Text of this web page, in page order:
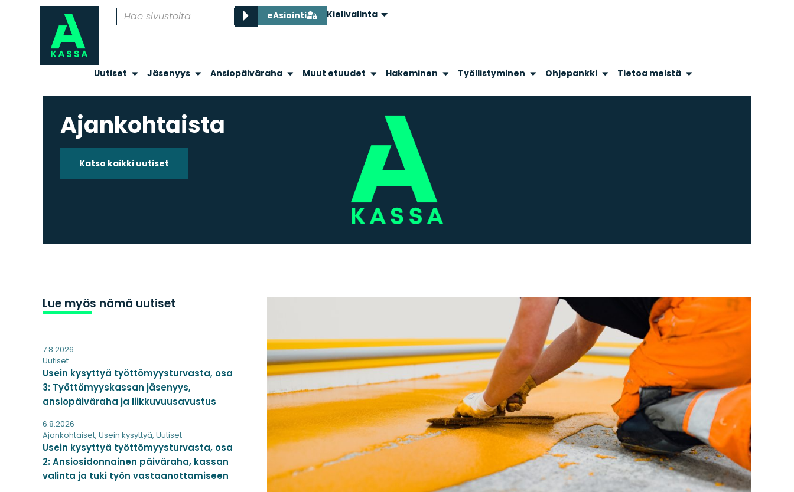
eAsiointi Kielivalinta
Uutiset Jäsenyys Ansiopäiväraha Muut etuudet Hakeminen Työllistyminen Ohjepankki Tietoa meistä
Ajankohtaista
Katso kaikki uutiset
Lue myös nämä uutiset
7.8.2026
Uutiset
Usein kysyttyä työttömyysturvasta, osa
3: Työttömyyskassan jäsenyys,
ansiopäiväraha ja liikkuvuusavustus
6.8.2026
Ajankohtaiset, Usein kysyttyä, Uutiset
Usein kysyttyä työttömyysturvasta, osa
2: Ansiosidonnainen päiväraha, kassan
valinta ja tuki työn vastaanottamiseen